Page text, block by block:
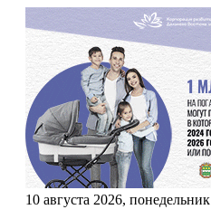
10 августа 2026, понедельник